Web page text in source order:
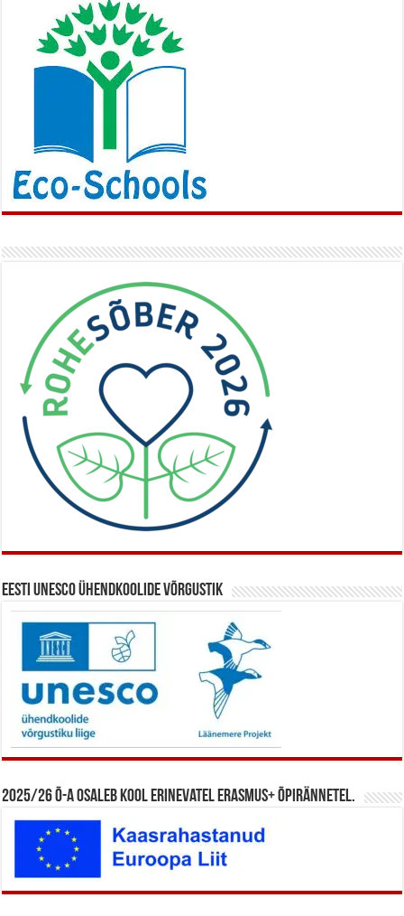
Eesti UNESCO ühendkoolide võrgustik
2025/26 õ-a osaleb kool erinevatel Erasmus+ õpirännetel.